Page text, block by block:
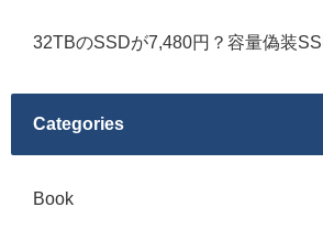
32TBのSSDが7,480円？容量偽装
Categories
Book